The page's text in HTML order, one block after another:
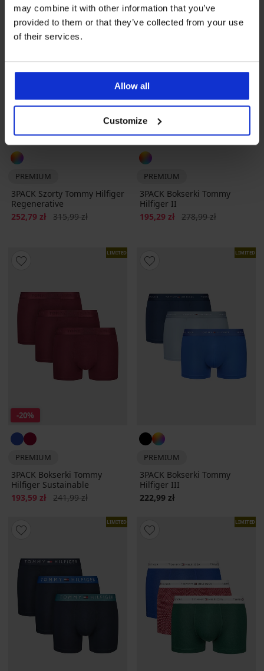
may combine it with other information that you’ve
provided to them or that they’ve collected from your use
of their services.
Allow all
Customize
-20%
PREMIUM
3PACK Szorty Tommy Hilfiger
Regenerative
Zniżka
252,79 zł Pierwotna cena
315,99 zł
-30%
PREMIUM
3PACK Bokserki Tommy
Hilfiger II
Zniżka
195,29 zł Pierwotna cena
278,99 zł
LIMITED
-20%
PREMIUM
3PACK Bokserki Tommy
Hilfiger Sustainable
Zniżka
193,59 zł Pierwotna cena
241,99 zł
LIMITED
PREMIUM
3PACK Bokserki Tommy
Hilfiger III
222,99 zł
LIMITED LIMITED